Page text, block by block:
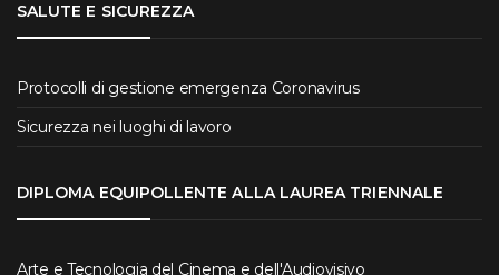
SALUTE E SICUREZZA
Protocolli di gestione emergenza Coronavirus
Sicurezza nei luoghi di lavoro
DIPLOMA EQUIPOLLENTE ALLA LAUREA TRIENNALE
Arte e Tecnologia del Cinema e dell'Audiovisivo